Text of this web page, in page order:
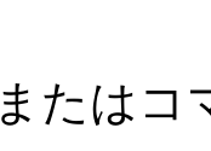
たはコ